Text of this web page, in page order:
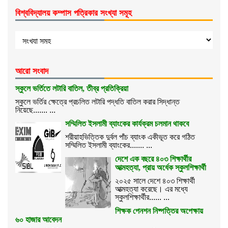
বিশ্ববিদ্যালয় কম্পাস পত্রিকার সংখ্যা সমূহ
আরো সংবাদ
স্কুলে ভর্তিতে লটারি বাতিল, তীব্র প্রতিক্রিয়া
স্কুলে ভর্তির ক্ষেত্রে প্রচলিত লটারি পদ্ধতি বাতিল করার সিদ্ধান্ত
নিয়েছে....... ...
সম্মিলিত ইসলামী ব্যাংকের কার্যক্রম চলমান থাকবে
শরীয়াহভিত্তিক দুর্বল পাঁচ ব্যাংক একীভূত করে গঠিত
সম্মিলিত ইসলামী ব্যাংকের....... ...
দেশে এক বছরে ৪০৩ শিক্ষার্থীর
আত্মহত্যা, প্রায় অর্ধেক স্কুলশিক্ষার্থী
২০২৫ সালে দেশে ৪০৩ শিক্ষার্থী
আত্মহত্যা করেছে। এর মধ্যে
স্কুলশিক্ষার্থীর...... ...
শিক্ষক পেনশন নিষ্পত্তির অপেক্ষায়
৬০ হাজার আবেদন